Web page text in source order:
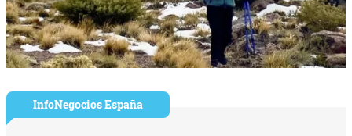
InfoNegocios España